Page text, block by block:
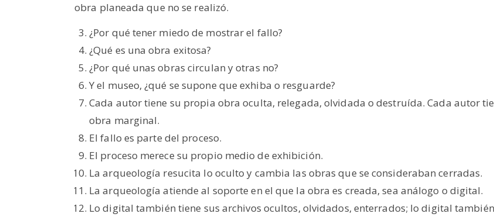
obra planeada que no se realizó.
¿Por qué tener miedo de mostrar el fallo?
¿Qué es una obra exitosa?
¿Por qué unas obras circulan y otras no?
Y el museo, ¿qué se supone que exhiba o resguarde?
Cada autor tiene su propia obra oculta, relegada, olvidada o destruída. Cada autor
obra marginal.
El fallo es parte del proceso.
El proceso merece su propio medio de exhibición.
La arqueología resucita lo oculto y cambia las obras que se consideraban cerradas.
La arqueología atiende al soporte en el que la obra es creada, sea análogo o digital.
Lo digital también tiene sus archivos ocultos, olvidados, enterrados; lo digital